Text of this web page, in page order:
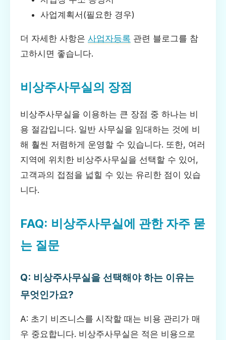
사업계획서(필요한 경우)
더 자세한 사항은 사업자등록 관련 블로그를 참
고하시면 좋습니다.
비상주사무실의 장점
비상주사무실을 이용하는 큰 장점 중 하나는 비
용 절감입니다. 일반 사무실을 임대하는 것에 비
해 훨씬 저렴하게 운영할 수 있습니다. 또한, 여러
지역에 위치한 비상주사무실을 선택할 수 있어,
고객과의 접점을 넓힐 수 있는 유리한 점이 있습
니다.
FAQ: 비상주사무실에 관한 자주 묻
는 질문
Q: 비상주사무실을 선택해야 하는 이유는
무엇인가요?
A: 초기 비즈니스를 시작할 때는 비용 관리가 매
우 중요합니다. 비상주사무실은 적은 비용으로